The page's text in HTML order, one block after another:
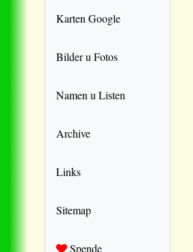
Karten Google
Bilder u Fotos
Namen u Listen
Archive
Links
Sitemap
Spende